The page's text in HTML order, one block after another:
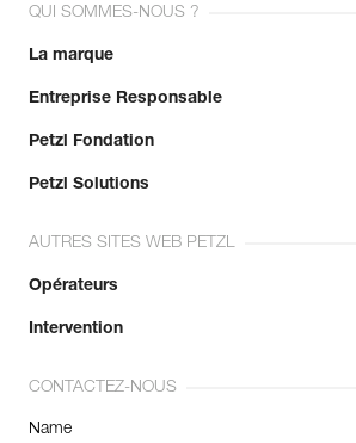
QUI SOMMES-NOUS ?
La marque
Entreprise Responsable
Petzl Fondation
Petzl Solutions
AUTRES SITES WEB PETZL
Opérateurs
Intervention
CONTACTEZ-NOUS
Name